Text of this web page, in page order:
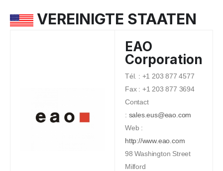
VEREINIGTE STAATEN
EAO
Corporation
Tél. : +1 203 877 4577
Fax : +1 203 877 3694
Contact
: sales.eus@eao.com
Web :
http://www.eao.com
98 Washington Street
Milford